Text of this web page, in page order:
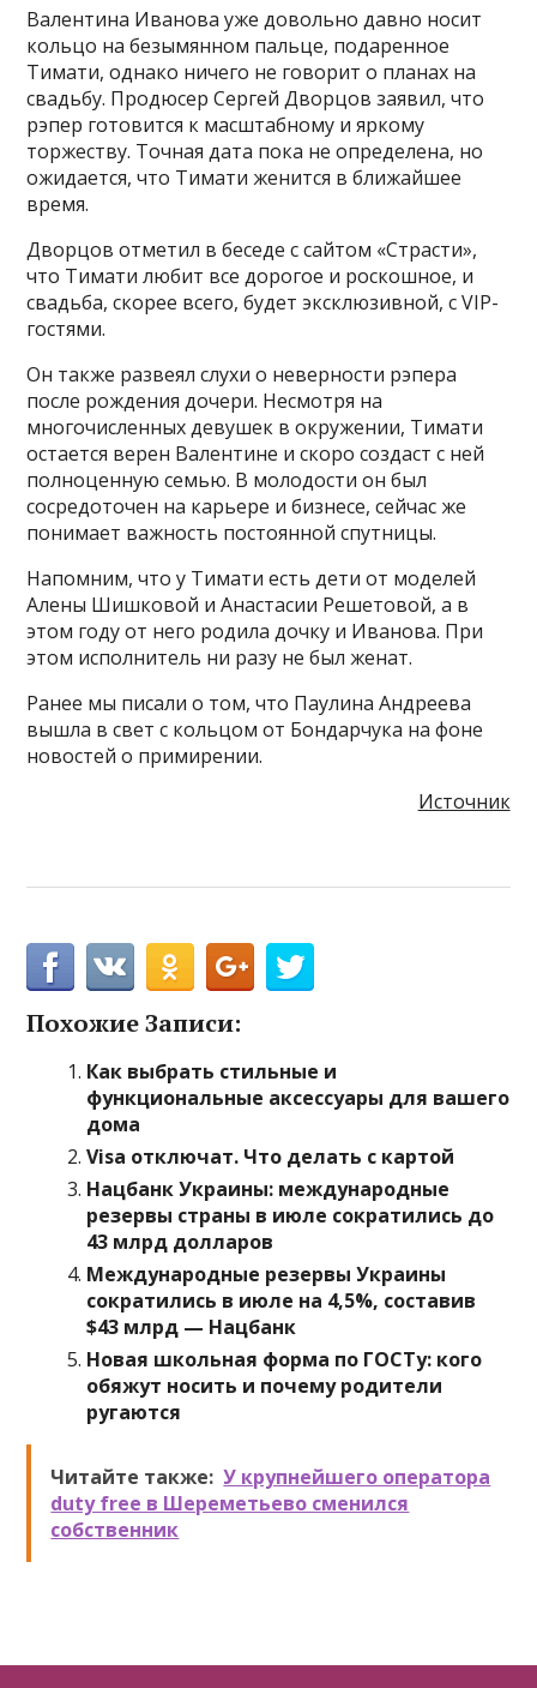
Валентина Иванова уже довольно давно носит
кольцо на безымянном пальце, подаренное
Тимати, однако ничего не говорит о планах на
свадьбу. Продюсер Сергей Дворцов заявил, что
рэпер готовится к масштабному и яркому
торжеству. Точная дата пока не определена, но
ожидается, что Тимати женится в ближайшее
время.
Дворцов отметил в беседе с сайтом «Страсти»,
что Тимати любит все дорогое и роскошное, и
свадьба, скорее всего, будет эксклюзивной, с VIP-
гостями.
Он также развеял слухи о неверности рэпера
после рождения дочери. Несмотря на
многочисленных девушек в окружении, Тимати
остается верен Валентине и скоро создаст с ней
полноценную семью. В молодости он был
сосредоточен на карьере и бизнесе, сейчас же
понимает важность постоянной спутницы.
Напомним, что у Тимати есть дети от моделей
Алены Шишковой и Анастасии Решетовой, а в
этом году от него родила дочку и Иванова. При
этом исполнитель ни разу не был женат.
Ранее мы писали о том, что Паулина Андреева
вышла в свет с кольцом от Бондарчука на фоне
новостей о примирении.
Источник
Похожие Записи:
Как выбрать стильные и
функциональные аксессуары для вашего
дома
Visa отключат. Что делать с картой
Нацбанк Украины: международные
резервы страны в июле сократились до
43 млрд долларов
Международные резервы Украины
сократились в июле на 4,5%, составив
$43 млрд — Нацбанк
Новая школьная форма по ГОСТу: кого
обяжут носить и почему родители
ругаются
Читайте также: У крупнейшего оператора
duty free в Шереметьево сменился
собственник